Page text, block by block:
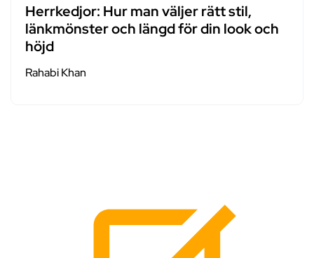
Herrkedjor: Hur man väljer rätt stil,
länkmönster och längd för din look och
höjd
Rahabi Khan